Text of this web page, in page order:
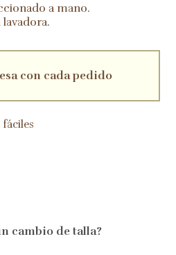
a mano.
con cada pedido
fáciles
cambio de talla?